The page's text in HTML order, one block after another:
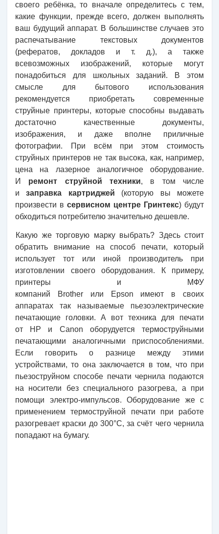
своего ребёнка, то вначале определитесь с тем,
какие функции, прежде всего, должен выполнять
ваш будущий аппарат. В большинстве случаев это
распечатывание текстовых документов
(рефератов, докладов и т. д.), а также
всевозможных изображений, которые могут
понадобиться для школьных заданий. В этом
смысле для бытового использования
рекомендуется приобретать современные
струйные принтеры, которые способны выдавать
достаточно качественные документы,
изображения, и даже вполне приличные
фотографии. При всём при этом стоимость
струйных принтеров не так высока, как, например,
цена на лазерное аналогичное оборудование.
И
ремонт струйной техники, в том числе
изаправка картриджей (которую вы можете
произвести в сервисном центре Гринтекс) будут
обходиться потребителю значительно дешевле.
Какую же торговую марку выбрать? Здесь стоит
обратить внимание на способ печати, который
использует тот или иной производитель при
изготовлении своего оборудования. К примеру,
принтеры и МФУ
компаний
Brotherили Epson имеют в своих
аппаратах так называемые пьезоэлектрические
печатающие головки. А вот техника для печати
от
HP и Canon оборудуется термоструйными
печатающими аналогичными приспособлениями.
Если говорить о разнице между этими
устройствами, то она заключается в том, что при
пьезоструйном способе печати чернила подаются
на носители без специального разогрева, а при
помощи электро-импульсов. Оборудование же с
применением термоструйной печати при работе
разогревает краски до 300°C, за счёт чего чернила
попадают на бумагу.